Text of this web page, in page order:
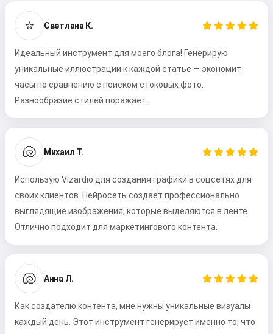
⭐ Светлана К.
Идеальный инструмент для моего блога! Генерирую
уникальные иллюстрации к каждой статье — экономит
часы по сравнению с поиском стоковых фото.
Разнообразие стилей поражает.
🐚 Михаил Т.
Использую Vizardio для создания графики в соцсетях для
своих клиентов. Нейросеть создаёт профессионально
выглядящие изображения, которые выделяются в ленте.
Отлично подходит для маркетингового контента.
🐚 Анна Л.
Как создателю контента, мне нужны уникальные визуалы
каждый день. Этот инструмент генерирует именно то, что